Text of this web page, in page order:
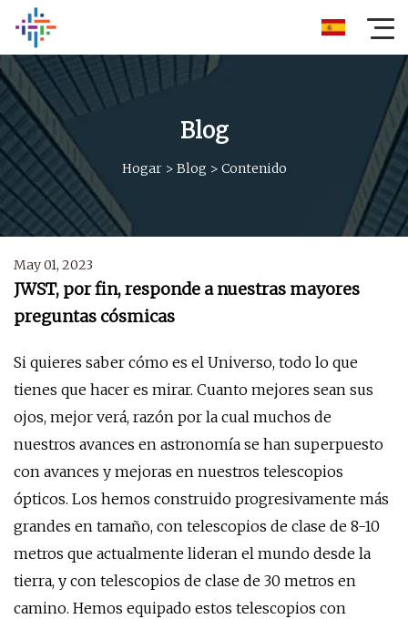
Blog
Hogar> Blog > Contenido
May 01, 2023
JWST, por fin, responde a nuestras mayores
preguntas cósmicas
Si quieres saber cómo es el Universo, todo lo que
tienes que hacer es mirar. Cuanto mejores sean sus
ojos, mejor verá, razón por la cual muchos de
nuestros avances en astronomía se han superpuesto
con avances y mejoras en nuestros telescopios
ópticos. Los hemos construido progresivamente más
grandes en tamaño, con telescopios de clase de 8-10
metros que actualmente lideran el mundo desde la
tierra, y con telescopios de clase de 30 metros en
camino. Hemos equipado estos telescopios con